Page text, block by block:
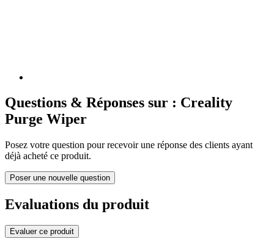
Questions & Réponses sur : Creality
Purge Wiper
Posez votre question pour recevoir une réponse des clients ayant
déjà acheté ce produit.
Poser une nouvelle question
Evaluations du produit
Evaluer ce produit